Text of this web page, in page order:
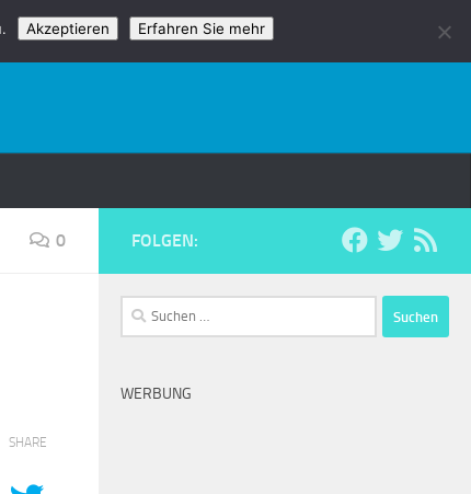
0
SHARE
FOLGEN:
Suchen
nach:
WERBUNG
Akzeptieren Erfahren Sie mehr